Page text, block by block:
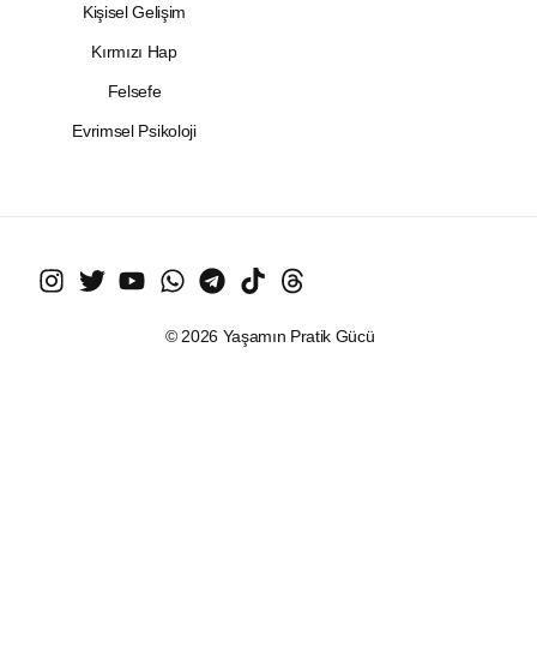
Kişisel Gelişim
Kırmızı Hap
Felsefe
Evrimsel Psikoloji
© 2026 Yaşamın Pratik Gücü